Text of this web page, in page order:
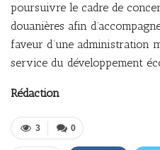
poursuivre le cadre de
douanières afin
faveur d’une administration
service du développement
Rédaction
0
3